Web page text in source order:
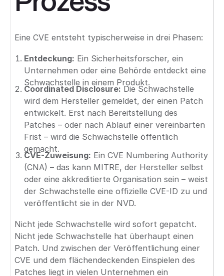
Eine CVE entsteht typischerweise in drei Phasen:
Entdeckung: Ein Sicherheitsforscher, ein
Unternehmen oder eine Behörde entdeckt eine
Schwachstelle in einem Produkt.
Coordinated Disclosure: Die Schwachstelle
wird dem Hersteller gemeldet, der einen Patch
entwickelt. Erst nach Bereitstellung des
Patches – oder nach Ablauf einer vereinbarten
Frist – wird die Schwachstelle öffentlich
gemacht.
CVE-Zuweisung: Ein CVE Numbering Authority
(CNA) – das kann MITRE, der Hersteller selbst
oder eine akkreditierte Organisation sein – weist
der Schwachstelle eine offizielle CVE-ID zu und
veröffentlicht sie in der NVD.
Nicht jede Schwachstelle wird sofort gepatcht.
Nicht jede Schwachstelle hat überhaupt einen
Patch. Und zwischen der Veröffentlichung einer
CVE und dem flächendeckenden Einspielen des
Patches liegt in vielen Unternehmen ein